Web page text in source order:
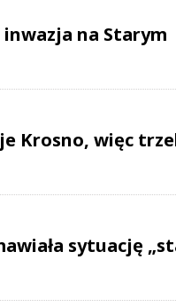
inwazja na Starym
Krosno, więc
sytuację